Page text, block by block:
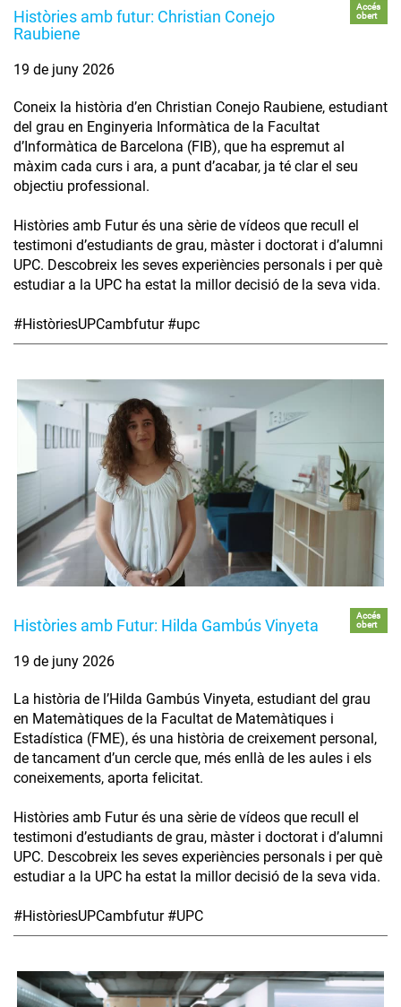
Històries amb futur: Christian Conejo
Raubiene
Accés
obert
19 de juny 2026
Coneix la història d’en Christian Conejo Raubiene, estudiant
del grau en Enginyeria Informàtica de la Facultat
d’Informàtica de Barcelona (FIB), que ha espremut al
màxim cada curs i ara, a punt d’acabar, ja té clar el seu
objectiu professional.
Històries amb Futur és una sèrie de vídeos que recull el
testimoni d’estudiants de grau, màster i doctorat i d’alumni
UPC. Descobreix les seves experiències personals i per què
estudiar a la UPC ha estat la millor decisió de la seva vida.
#HistòriesUPCambfutur #upc
Històries amb Futur: Hilda Gambús Vinyeta
Accés
obert
19 de juny 2026
La història de l’Hilda Gambús Vinyeta, estudiant del grau
en Matemàtiques de la Facultat de Matemàtiques i
Estadística (FME), és una història de creixement personal,
de tancament d’un cercle que, més enllà de les aules i els
coneixements, aporta felicitat.
Històries amb Futur és una sèrie de vídeos que recull el
testimoni d’estudiants de grau, màster i doctorat i d’alumni
UPC. Descobreix les seves experiències personals i per què
estudiar a la UPC ha estat la millor decisió de la seva vida.
#HistòriesUPCambfutur #UPC